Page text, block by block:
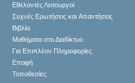
Εθελοντές Λειτουργοί
Συχνές Ερωτήσεις και Απαντήσεις
Βιβλία
Μαθήματα στο Διαδίκτυο
Για Επιπλέον Πληροφορίες
Επαφή
Τοποθεσίες